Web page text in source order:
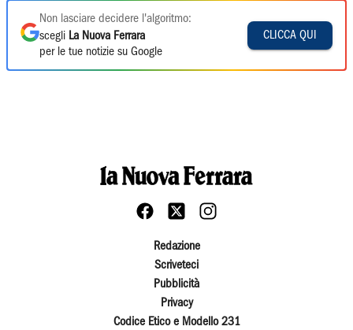
Non lasciare decidere l'algoritmo:
scegli La Nuova Ferrara
per le tue notizie su Google
CLICCA QUI
Redazione
Scriveteci
Pubblicità
Privacy
Codice Etico e Modello 231